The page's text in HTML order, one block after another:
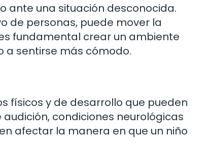
ante una situación desconocida.
de personas, puede mover la
fundamental crear un ambiente
a sentirse más cómodo.
físicos y de desarrollo que pueden
condiciones neurológicas
afectar la manera en que un niño